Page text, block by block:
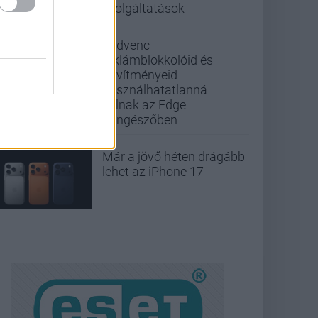
szolgáltatások
Kedvenc
reklámblokkolóid és
bővítményeid
használhatatlanná
válnak az Edge
böngészőben
Már a jövő héten drágább
lehet az iPhone 17